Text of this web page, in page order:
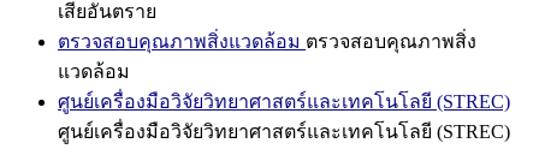
เสียอันตราย
ตรวจสอบคุณภาพสิ่งแวดล้อม ตรวจสอบคุณภาพสิ่ง
แวดล้อม
ศูนย์เครื่องมือวิจัยวิทยาศาสตร์และเทคโนโลยี (STREC)
ศูนย์เครื่องมือวิจัยวิทยาศาสตร์และเทคโนโลยี (STREC)